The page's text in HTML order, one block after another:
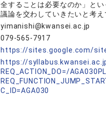
全することは必要なのか」と
議論を交わしていきたいと考え
yimanishi@kwansei.ac.jp
079-565-7917
https://sites.google.com/
https://
REQ_ACTION_DO=/
C_ID=AGA030